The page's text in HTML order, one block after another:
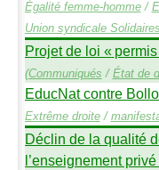
Égalité femme-homme/
Union syndicale Solidaires
Projet de loi «
(Communiqués / État de
EducNat contre
Extrême droite/
Déclin de la qualité
l’enseignement